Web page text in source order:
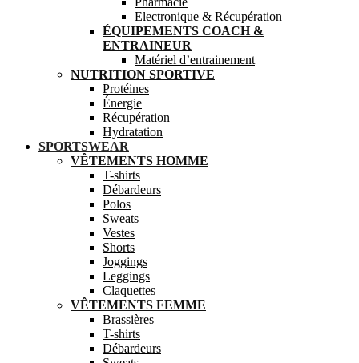
Electronique & Récupération
ÉQUIPEMENTS COACH &
ENTRAINEUR
Matériel d’entrainement
NUTRITION SPORTIVE
Protéines
Énergie
Récupération
Hydratation
SPORTSWEAR
VÊTEMENTS HOMME
T-shirts
Débardeurs
Polos
Sweats
Vestes
Shorts
Joggings
Leggings
Claquettes
VÊTEMENTS FEMME
Brassières
T-shirts
Débardeurs